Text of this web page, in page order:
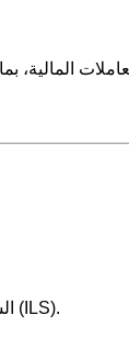
1 الدولار الأمريكي (USD) = 0.298953662182 الشيكل الإسرائيلي الجديد (ILS).